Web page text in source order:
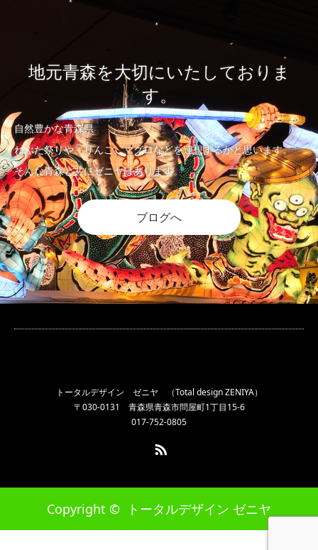
地元青森を大切にいたしておりま
す。
自然豊かな青森県
ねぶた祭りや、りんご、マグロなどを連想するかと思います。
そんな青森と共にゼニヤはあります。
ブログへ
トータルデザイン ゼニヤ （Total design ZENIYA）
〒030-0131 青森県青森市問屋町1丁目15-6
017-752-0805
Copyright © トータルデザイン ゼニヤ